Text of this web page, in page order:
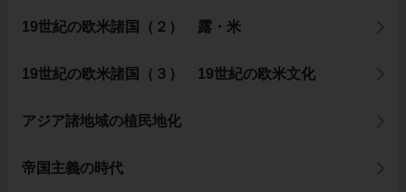
19世紀の欧米諸国（２） 露・米
19世紀の欧米諸国（３） 19世紀の欧米文化
アジア諸地域の植民地化
帝国主義の時代